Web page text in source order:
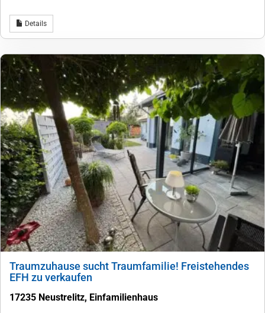
Details
Traumzuhause sucht Traumfamilie! Freistehendes
EFH zu verkaufen
17235 Neustrelitz, Einfamilienhaus